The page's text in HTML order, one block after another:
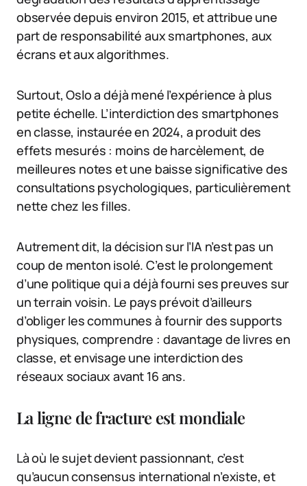
observée depuis environ 2015, et attribue une
part de responsabilité aux smartphones, aux
écrans et aux algorithmes.
Surtout, Oslo a déjà mené l’expérience à plus
petite échelle. L’interdiction des smartphones
en classe, instaurée en 2024, a produit des
effets mesurés : moins de harcèlement, de
meilleures notes et une baisse significative des
consultations psychologiques, particulièrement
nette chez les filles.
Autrement dit, la décision sur l’IA n’est pas un
coup de menton isolé. C’est le prolongement
d’une politique qui a déjà fourni ses preuves sur
un terrain voisin. Le pays prévoit d’ailleurs
d’obliger les communes à fournir des supports
physiques, comprendre : davantage de livres en
classe, et envisage une interdiction des
réseaux sociaux avant 16 ans.
La ligne de fracture est mondiale
Là où le sujet devient passionnant, c’est
qu’aucun consensus international n’existe, et